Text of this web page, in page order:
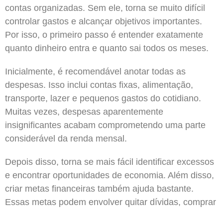
contas organizadas. Sem ele, torna se muito difícil
controlar gastos e alcançar objetivos importantes.
Por isso, o primeiro passo é entender exatamente
quanto dinheiro entra e quanto sai todos os meses.
Inicialmente, é recomendável anotar todas as
despesas. Isso inclui contas fixas, alimentação,
transporte, lazer e pequenos gastos do cotidiano.
Muitas vezes, despesas aparentemente
insignificantes acabam comprometendo uma parte
considerável da renda mensal.
Depois disso, torna se mais fácil identificar excessos
e encontrar oportunidades de economia. Além disso,
criar metas financeiras também ajuda bastante.
Essas metas podem envolver quitar dívidas, comprar